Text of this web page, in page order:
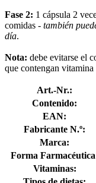
Fase 2: 1 cápsula 2
comidas - también
día.
Nota: debe evitarse el
que contengan vitamina
Art.-Nr.:
Contenido:
EAN:
Fabricante N.º:
Marca:
Forma
Vitaminas: